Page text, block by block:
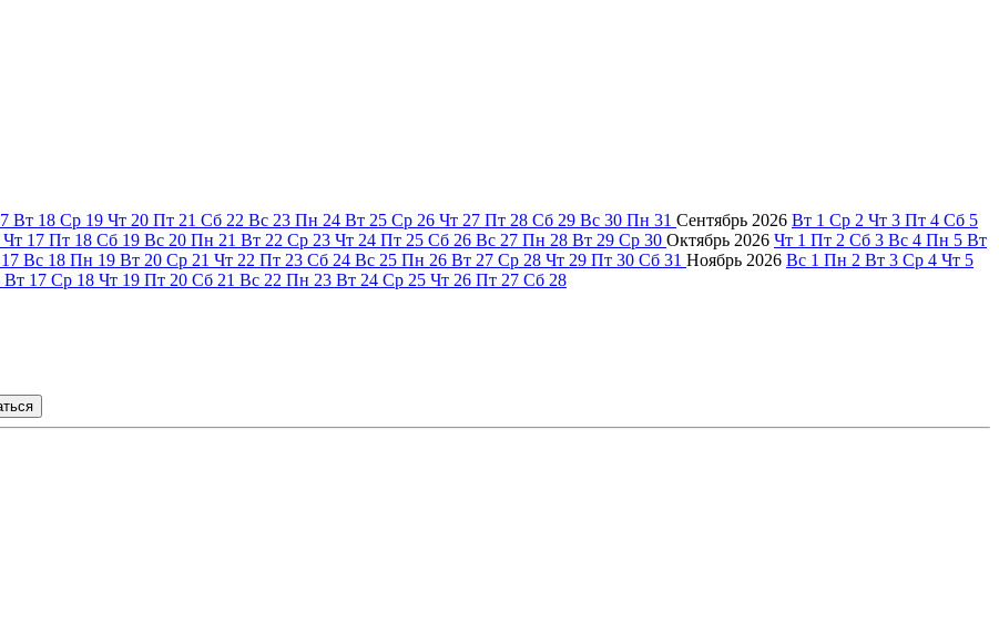
Вт 18 Ср 19 Чт 20 Пт 21 Сб 22 Вс 23 Пн 24 Вт 25 Ср 26 Чт 27 Пт 28 Сб 29 Вс 30 Пн 31 Сентябрь 2026 Вт 1 Ср 2 Чт 3 Пт 4 Сб 5
Чт 17 Пт 18 Сб 19 Вс 20 Пн 21 Вт 22 Ср 23 Чт 24 Пт 25 Сб 26 Вс 27 Пн 28 Вт 29 Ср 30 Октябрь 2026 Чт 1 Пт 2 Сб 3 Вс 4 Пн 5 Вт
17 Вс 18 Пн 19 Вт 20 Ср 21 Чт 22 Пт 23 Сб 24 Вс 25 Пн 26 Вт 27 Ср 28 Чт 29 Пт 30 Сб 31 Ноябрь 2026 Вс 1 Пн 2 Вт 3 Ср 4 Чт 5
Вт 17 Ср 18 Чт 19 Пт 20 Сб 21 Вс 22 Пн 23 Вт 24 Ср 25 Чт 26 Пт 27 Сб 28